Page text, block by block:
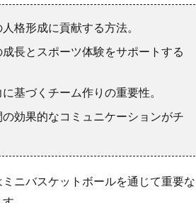
格形成に貢献する方法。
長とスポーツ体験をサポートする
基づくチーム作りの重要性。
の効果的なコミュニケーションがチ
ニバスケットボールを通じて重要な